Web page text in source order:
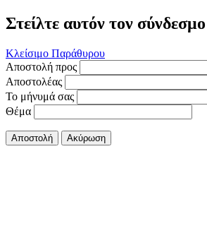
Στείλτε αυτόν τον
Κλείσιμο Παράθυρου
Αποστολή προς
Αποστολέας
Το μήνυμά σας
Θέμα
Αποστολή Ακύρωση